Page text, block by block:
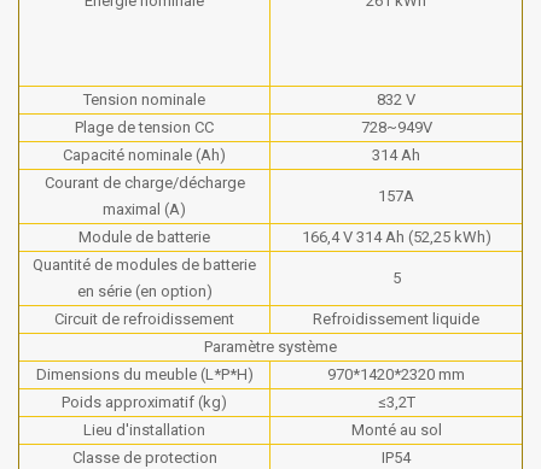
Tension nominale
832 V
Plage de tension CC
728~949V
Capacité nominale (Ah)
314 Ah
Courant de charge/décharge
maximal (A)
157A
Module de batterie
166,4 V 314 Ah (52,25 kWh)
Quantité de modules de batterie
en série (en option)
5
Circuit de refroidissement
Refroidissement liquide
Paramètre système
Dimensions du meuble (L*P*H)
970*1420*2320 mm
Poids approximatif (kg)
≤3,2T
Lieu d'installation
Monté au sol
Classe de protection
IP54